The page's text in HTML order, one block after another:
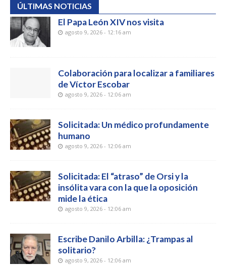
ÚLTIMAS NOTICIAS
El Papa León XIV nos visita
agosto 9, 2026 - 12:16 am
Colaboración para localizar a familiares
de Víctor Escobar
agosto 9, 2026 - 12:06 am
Solicitada: Un médico profundamente
humano
agosto 9, 2026 - 12:06 am
Solicitada: El “atraso” de Orsi y la
insólita vara con la que la oposición
mide la ética
agosto 9, 2026 - 12:06 am
Escribe Danilo Arbilla: ¿Trampas al
solitario?
agosto 9, 2026 - 12:06 am